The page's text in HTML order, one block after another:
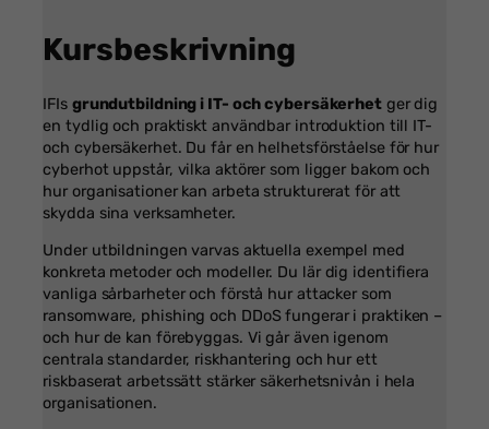
Kursbeskrivning
IFIs grundutbildning i IT- och cybersäkerhetger dig
en tydlig och praktiskt användbar introduktion till IT-
och cybersäkerhet. Du får en helhetsförståelse för hur
cyberhot uppstår, vilka aktörer som ligger bakom och
hur organisationer kan arbeta strukturerat för att
skydda sina verksamheter.
Under utbildningen varvas aktuella exempel med
konkreta metoder och modeller. Du lär dig identifiera
vanliga sårbarheter och förstå hur attacker som
ransomware, phishing och DDoS fungerar i praktiken –
och hur de kan förebyggas. Vi går även igenom
centrala standarder, riskhantering och hur ett
riskbaserat arbetssätt stärker säkerhetsnivån i hela
organisationen.